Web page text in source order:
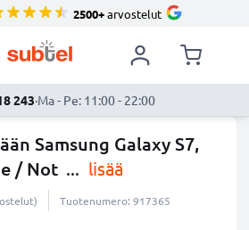
2500+arvostelut
243·Ma - Pe: 11:00 - 22:00
Samsung Galaxy S7,
/ Not ... lisää
Tuotenumero: 917365